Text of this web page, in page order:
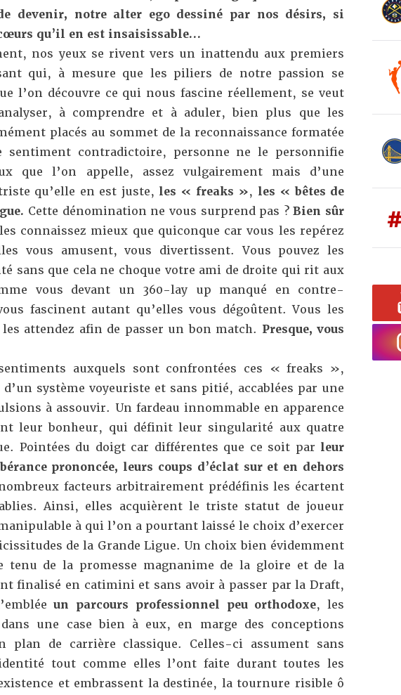
devenir, notre alter ego dessiné par nos désirs, si
qu’il en est insaisissable…
nos yeux se rivent vers un inattendu aux premiers
qui, à mesure que les piliers de notre passion se
l’on découvre ce qui nous fascine réellement, se veut
à comprendre et à aduler, bien plus que les
placés au sommet de la reconnaissance formatée
sentiment contradictoire, personne ne le personnifie
que l’on appelle, assez vulgairement mais d’une
qu’elle en est juste, les « freaks », les « bêtes de
Cette dénomination ne vous surprend pas ?Bien sûr
connaissez mieux que quiconque car vous les repérez
vous amusent, vous divertissent. Vous pouvez les
sans que cela ne choque votre ami de droite qui rit aux
vous devant un 360-lay up manqué en contre-
fascinent autant qu’elles vous dégoûtent. Vous les
attendez afin de passer un bon match. Presque, vous
auxquels sont confrontées ces « freaks »,
système voyeuriste et sans pitié, accablées par une
à assouvir. Un fardeau innommable en apparence
leur bonheur, qui définit leur singularité aux quatre
Pointées du doigt car différentes que ce soit par leur
prononcée, leurs coups d’éclat sur et en dehors
facteurs arbitrairement prédéfinis les écartent
Ainsi, elles acquièrent le triste statut de joueur
à qui l’on a pourtant laissé le choix d’exercer
de la Grande Ligue. Un choix bien évidemment
tenu de la promesse magnanime de la gloire et de la
finalisé en catimini et sans avoir à passer par la Draft,
un parcours professionnel peu orthodoxe, les
une case bien à eux, en marge des conceptions
plan de carrière classique. Celles-ci assument sans
tout comme elles l’ont faite durant toutes les
et embrassent la destinée, la tournure risible ô